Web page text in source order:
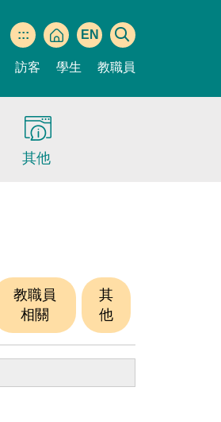
::: EN
訪客 學生 教職員
其他
教職員
相關
其
他